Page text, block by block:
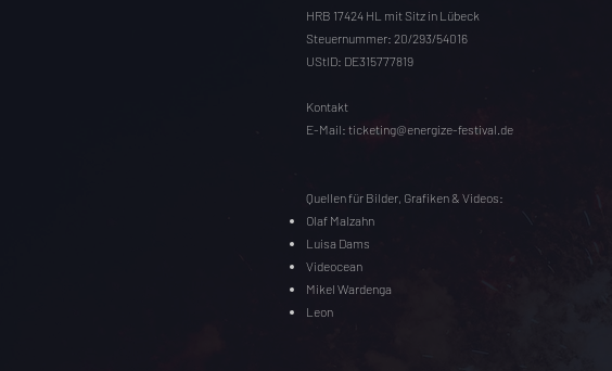
HRB 17424 HL mit Sitz in Lübeck
Steuernummer: 20/293/54016
UStID: DE315777819
Kontakt
E-Mail: ticketing@energize-festival.de
Quellen für Bilder, Grafiken & Videos:
Olaf Malzahn
Luisa Dams
Videocean
Mikel Wardenga
Leon